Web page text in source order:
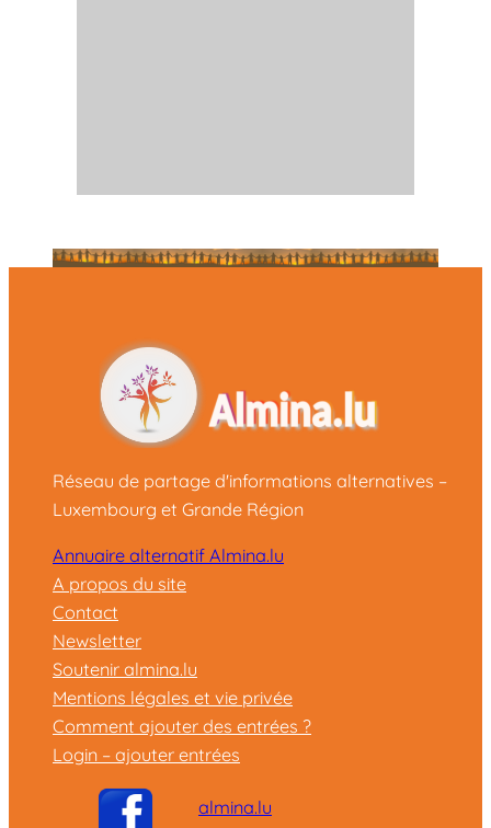
Réseau de partage d'informations alternatives –
Luxembourg et Grande Région
Annuaire alternatif Almina.lu
A propos du site
Contact
Newsletter
Soutenir almina.lu
Mentions légales et vie privée
Comment ajouter des entrées ?
Login – ajouter entrées
almina.lu